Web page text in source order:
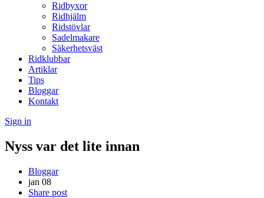
Ridbyxor
Ridhjälm
Ridstövlar
Sadelmakare
Säkerhetsväst
Ridklubbar
Artiklar
Tips
Bloggar
Kontakt
Sign in
Nyss var det lite innan
Bloggar
jan 08
Share post